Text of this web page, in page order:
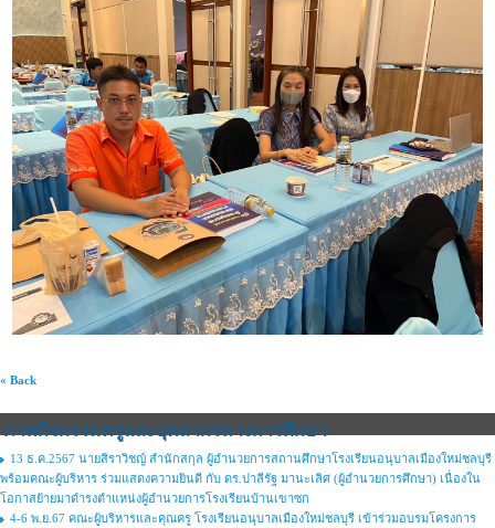
« Back
ภาพกิจกรรมครูและบุคลากรทางการศึกษา
13 ธ.ค.2567 นายสิราวิชญ์ สำนักสกุล ผู้อำนวยการสถานศึกษาโรงเรียนอนุบาลเมืองใหม่ชลบุรี
พร้อมคณะผู้บริหาร ร่วมแสดงความยินดี กับ ดร.ปาลีรัฐ มานะเลิศ (ผู้อำนวยการศึกษา) เนื่องใน
โอกาสย้ายมาดำรงตำแหน่งผู้อำนวยการโรงเรียนบ้านเขาซก
4-6 พ.ย.67 คณะผู้บริหารและคุณครู โรงเรียนอนุบาลเมืองใหม่ชลบุรี เข้าร่วมอบรมโครงการ